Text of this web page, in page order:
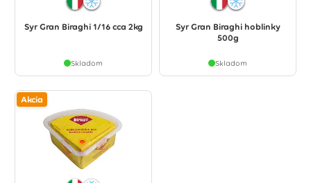
Syr Gran Biraghi 1/16 cca 2kg
Skladom
Syr Gran Biraghi hoblinky
500g
Skladom
Akcia